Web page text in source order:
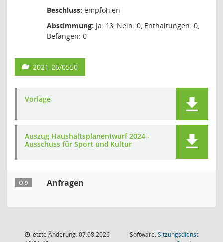
Beschluss: empfohlen
Abstimmung: Ja: 13, Nein: 0, Enthaltungen: 0,
Befangen: 0
2021-26/0550
Vorlage
Auszug Haushaltsplanentwurf 2024 -
Ausschuss für Sport und Kultur
Ö 9 Anfragen
letzte Änderung: 07.08.2026
Software:Sitzungsdienst